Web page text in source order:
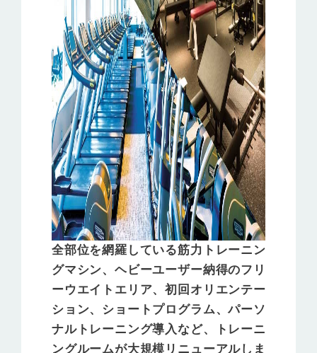
全部位を網羅している筋力トレーニン
グマシン、ヘビーユーザー納得のフリ
ーウエイトエリア、初回オリエンテー
ション、ショートプログラム、パーソ
ナルトレーニング導入など、トレーニ
ングルームが大規模リニューアルしま